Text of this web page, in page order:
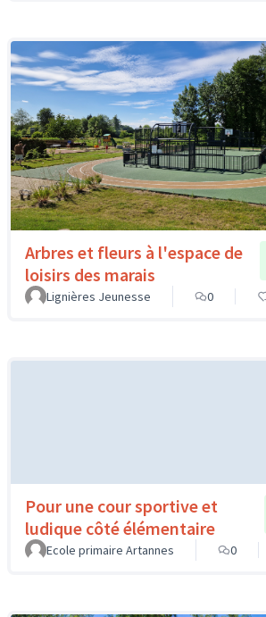
Arbres et fleurs à l'espace de
loisirs des marais
Lignières Jeunesse
0
Pour une cour sportive et
ludique côté élémentaire
Ecole primaire Artannes
0